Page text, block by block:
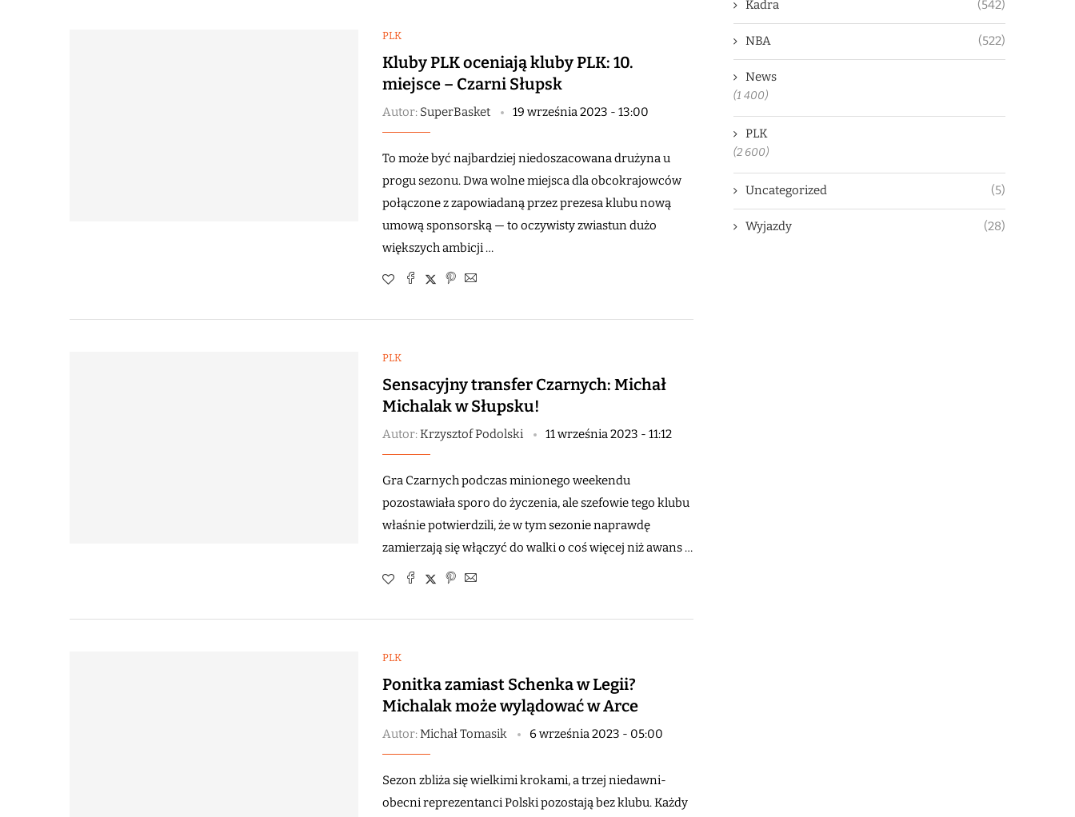
PLK
Kluby PLK oceniają kluby PLK: 10.
miejsce – Czarni Słupsk
Autor: SuperBasket 19 września 2023 - 13:00
To może być najbardziej niedoszacowana drużyna u
progu sezonu. Dwa wolne miejsca dla obcokrajowców
połączone z zapowiadaną przez prezesa klubu nową
umową sponsorską — to oczywisty zwiastun dużo
większych ambicji …
PLK
Sensacyjny transfer Czarnych: Michał
Michalak w Słupsku!
Autor:Krzysztof Podolski 11 września 2023 - 11:12
Gra Czarnych podczas minionego weekendu
pozostawiała sporo do życzenia, ale szefowie tego klubu
właśnie potwierdzili, że w tym sezonie naprawdę
zamierzają się włączyć do walki o coś więcej niż awans …
PLK
Ponitka zamiast Schenka w Legii?
Michalak może wylądować w Arce
Autor:Michał Tomasik 6 września 2023 - 05:00
Sezon zbliża się wielkimi krokami, a trzej niedawni-
obecni reprezentanci Polski pozostają bez klubu. Każdy
Kadra (542)
NBA (522)
News
(1 400)
PLK
(2 600)
Uncategorized (5)
Wyjazdy (28)